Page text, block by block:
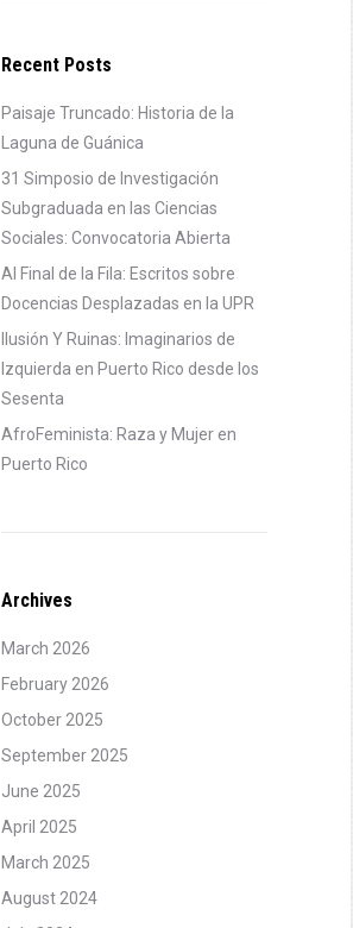
Recent Posts
Paisaje Truncado: Historia de la
Laguna de Guánica
31 Simposio de Investigación
Subgraduada en las Ciencias
Sociales: Convocatoria Abierta
Al Final de la Fila: Escritos sobre
Docencias Desplazadas en la UPR
Ilusión Y Ruinas: Imaginarios de
Izquierda en Puerto Rico desde los
Sesenta
AfroFeminista: Raza y Mujer en
Puerto Rico
Archives
March 2026
February 2026
October 2025
September 2025
June 2025
April 2025
March 2025
August 2024